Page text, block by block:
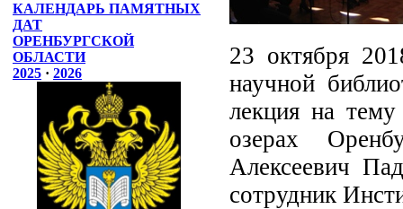
КАЛЕНДАРЬ ПАМЯТНЫХ
ДАТ
ОРЕНБУРГСКОЙ
ОБЛАСТИ
2025 · 2026
23 октября
научной
лекция на
озерах
Алексеевич
сотрудник